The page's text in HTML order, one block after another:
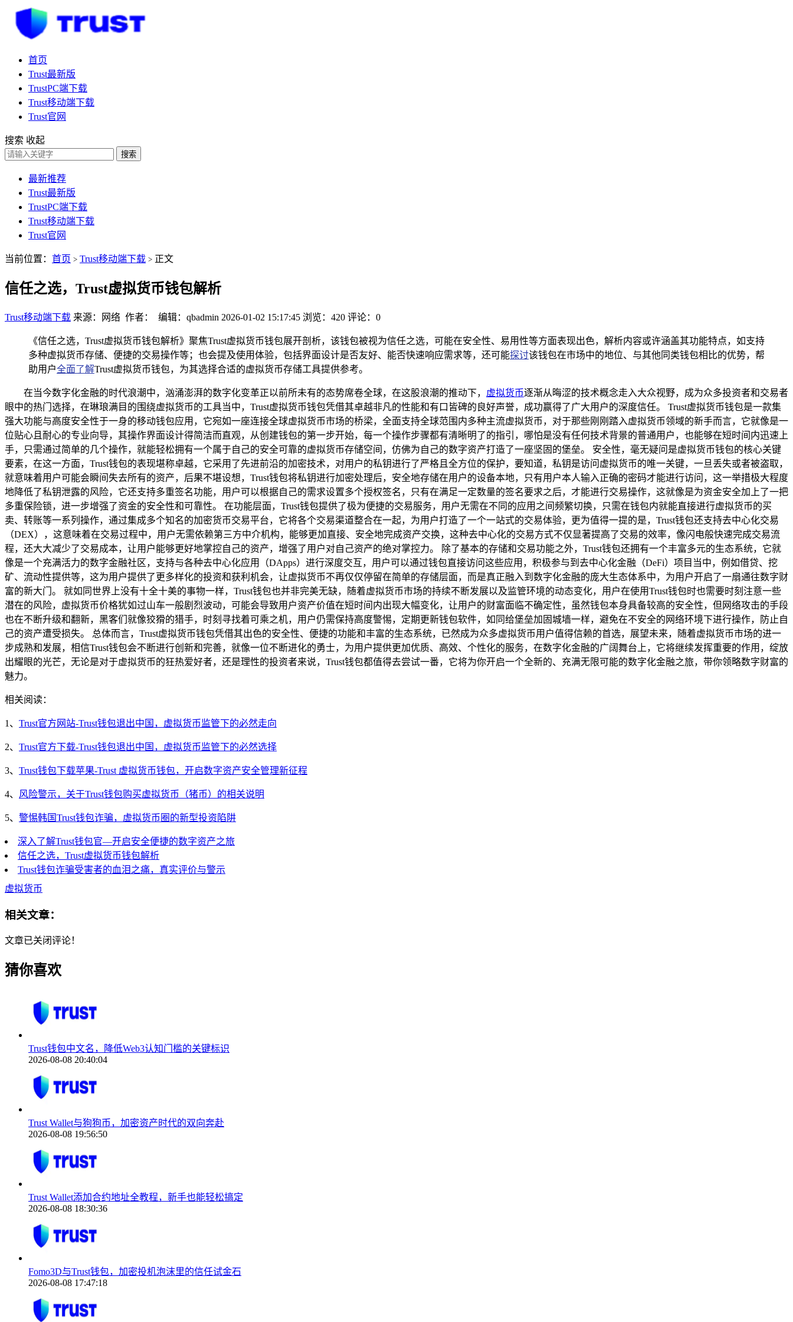
首页
Trust最新版
TrustPC端下载
Trust移动端下载
Trust官网
搜索 收起
搜索
最新推荐
Trust最新版
TrustPC端下载
Trust移动端下载
Trust官网
当前位置： 首页 > Trust移动端下载 > 正文
信任之选，Trust虚拟货币钱包解析
Trust移动端下载 来源：网络 作者： 编辑：qbadmin 2026-01-02 15:17:45 浏览：420 评论：0
《信任之选，Trust虚拟货币钱包解析》聚焦Trust虚拟货币钱包展开剖析，该钱包被视为信任之选，可能在安全性、易用性等方面表现出色，解析内容或许涵盖其功能特点，如支持
多种虚拟货币存储、便捷的交易操作等；也会提及使用体验，包括界面设计是否友好、能否快速响应需求等，还可能探讨该钱包在市场中的地位、与其他同类钱包相比的优势，帮
助用户全面了解Trust虚拟货币钱包，为其选择合适的虚拟货币存储工具提供参考。
在当今数字化金融的时代浪潮中，汹涌澎湃的数字化变革正以前所未有的态势席卷全球，在这股浪潮的推动下， 虚拟货币逐渐从晦涩的技术概念走入大众视野，成为众多投资者和交易者
眼中的热门选择，在琳琅满目的围绕虚拟货币的工具当中，Trust虚拟货币钱包凭借其卓越非凡的性能和有口皆碑的良好声誉，成功赢得了广大用户的深度信任。 Trust虚拟货币钱包是一款集
强大功能与高度安全性于一身的移动钱包应用，它宛如一座连接全球虚拟货币市场的桥梁，全面支持全球范围内多种主流虚拟货币，对于那些刚刚踏入虚拟货币领域的新手而言，它就像是一
位贴心且耐心的专业向导，其操作界面设计得简洁而直观，从创建钱包的第一步开始，每一个操作步骤都有清晰明了的指引，哪怕是没有任何技术背景的普通用户，也能够在短时间内迅速上
手，只需通过简单的几个操作，就能轻松拥有一个属于自己的安全可靠的虚拟货币存储空间，仿佛为自己的数字资产打造了一座坚固的堡垒。 安全性，毫无疑问是虚拟货币钱包的核心关键
要素，在这一方面，Trust钱包的表现堪称卓越，它采用了先进前沿的加密技术，对用户的私钥进行了严格且全方位的保护，要知道，私钥是访问虚拟货币的唯一关键，一旦丢失或者被盗取，
就意味着用户可能会瞬间失去所有的资产，后果不堪设想，Trust钱包将私钥进行加密处理后，安全地存储在用户的设备本地，只有用户本人输入正确的密码才能进行访问，这一举措极大程度
地降低了私钥泄露的风险，它还支持多重签名功能，用户可以根据自己的需求设置多个授权签名，只有在满足一定数量的签名要求之后，才能进行交易操作，这就像是为资金安全加上了一把
多重保险锁，进一步增强了资金的安全性和可靠性。 在功能层面，Trust钱包提供了极为便捷的交易服务，用户无需在不同的应用之间频繁切换，只需在钱包内就能直接进行虚拟货币的买
卖、转账等一系列操作，通过集成多个知名的加密货币交易平台，它将各个交易渠道整合在一起，为用户打造了一个一站式的交易体验，更为值得一提的是，Trust钱包还支持去中心化交易
（DEX），这意味着在交易过程中，用户无需依赖第三方中介机构，能够更加直接、安全地完成资产交换，这种去中心化的交易方式不仅显著提高了交易的效率，像闪电般快速完成交易流
程，还大大减少了交易成本，让用户能够更好地掌控自己的资产，增强了用户对自己资产的绝对掌控力。 除了基本的存储和交易功能之外，Trust钱包还拥有一个丰富多元的生态系统，它就
像是一个充满活力的数字金融社区，支持与各种去中心化应用（DApps）进行深度交互，用户可以通过钱包直接访问这些应用，积极参与到去中心化金融（DeFi）项目当中，例如借贷、挖
矿、流动性提供等，这为用户提供了更多样化的投资和获利机会，让虚拟货币不再仅仅停留在简单的存储层面，而是真正融入到数字化金融的庞大生态体系中，为用户开启了一扇通往数字财
富的新大门。 就如同世界上没有十全十美的事物一样，Trust钱包也并非完美无缺，随着虚拟货币市场的持续不断发展以及监管环境的动态变化，用户在使用Trust钱包时也需要时刻注意一些
潜在的风险，虚拟货币价格犹如过山车一般剧烈波动，可能会导致用户资产价值在短时间内出现大幅变化，让用户的财富面临不确定性，虽然钱包本身具备较高的安全性，但网络攻击的手段
也在不断升级和翻新，黑客们就像狡猾的猎手，时刻寻找着可乘之机，用户仍需保持高度警惕，定期更新钱包软件，如同给堡垒加固城墙一样，避免在不安全的网络环境下进行操作，防止自
己的资产遭受损失。 总体而言，Trust虚拟货币钱包凭借其出色的安全性、便捷的功能和丰富的生态系统，已然成为众多虚拟货币用户值得信赖的首选，展望未来，随着虚拟货币市场的进一
步成熟和发展，相信Trust钱包会不断进行创新和完善，就像一位不断进化的勇士，为用户提供更加优质、高效、个性化的服务，在数字化金融的广阔舞台上，它将继续发挥重要的作用，绽放
出耀眼的光芒，无论是对于虚拟货币的狂热爱好者，还是理性的投资者来说，Trust钱包都值得去尝试一番，它将为你开启一个全新的、充满无限可能的数字化金融之旅，带你领略数字财富的
魅力。
相关阅读：
1、 Trust官方网站-Trust钱包退出中国，虚拟货币监管下的必然走向
2、 Trust官方下载-Trust钱包退出中国，虚拟货币监管下的必然选择
3、 Trust钱包下载苹果-Trust 虚拟货币钱包，开启数字资产安全管理新征程
4、 风险警示，关于Trust钱包购买虚拟货币（猪币）的相关说明
5、 警惕韩国Trust钱包诈骗，虚拟货币圈的新型投资陷阱
深入了解Trust钱包官—开启安全便捷的数字资产之旅
信任之选，Trust虚拟货币钱包解析
Trust钱包诈骗受害者的血泪之痛，真实评价与警示
虚拟货币
相关文章：
文章已关闭评论！
猜你喜欢
Trust钱包中文名，降低Web3认知门槛的关键标识
2026-08-08 20:40:04
Trust Wallet与狗狗币，加密资产时代的双向奔赴
2026-08-08 19:56:50
Trust Wallet添加合约地址全教程，新手也能轻松搞定
2026-08-08 18:30:36
Fomo3D与Trust钱包，加密投机泡沫里的信任试金石
2026-08-08 17:47:18